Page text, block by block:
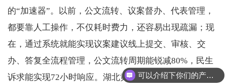
的“加速器”。以前，公文流转、议案督办、代表管理，
都要靠人工操作，不仅耗时费力，还容易出现疏漏；现
在，通过系统就能实现议案建议线上提交、审核、交
办、答复全流程管理，公文流转周期能锐减80%，民生
诉求能实现72小时响应。湖北黄冈构建的市县乡三级智
可以介绍下你们的产品么